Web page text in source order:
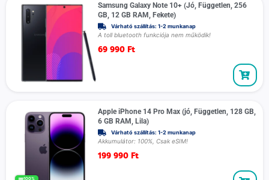
Samsung Galaxy Note 10+ (Jó, Független, 256
GB, 12 GB RAM, Fekete)
Várható szállítás: 1-2 munkanap
A toll bluetooth funkciója nem működik!
69 990 Ft
100%
Apple iPhone 14 Pro Max (jó, Független, 128 GB,
6 GB RAM, Lila)
Várható szállítás: 1-2 munkanap
Akkumulátor: 100%, Csak eSIM!
199 990 Ft